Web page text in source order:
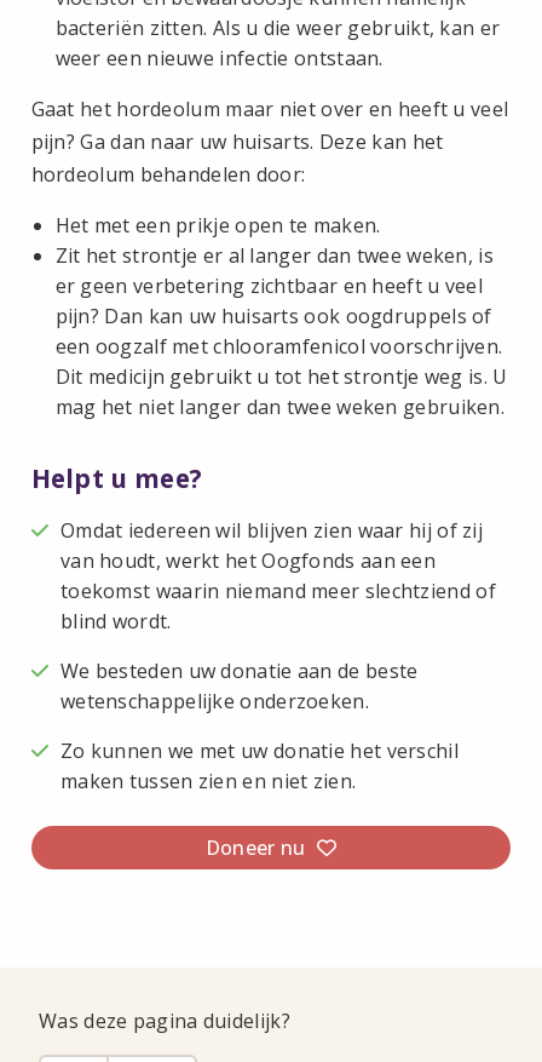
bacteriën zitten. Als u die weer gebruikt, kan er
weer een nieuwe infectie ontstaan.
Gaat het hordeolum maar niet over en heeft u veel
pijn? Ga dan naar uw huisarts. Deze kan het
hordeolum behandelen door:
Het met een prikje open te maken.
Zit het strontje er al langer dan twee weken, is
er geen verbetering zichtbaar en heeft u veel
pijn? Dan kan uw huisarts ook oogdruppels of
een oogzalf met chlooramfenicol voorschrijven.
Dit medicijn gebruikt u tot het strontje weg is. U
mag het niet langer dan twee weken gebruiken.
Helpt u mee?
Omdat iedereen wil blijven zien waar hij of zij
van houdt, werkt het Oogfonds aan een
toekomst waarin niemand meer slechtziend of
blind wordt.
We besteden uw donatie aan de beste
wetenschappelijke onderzoeken.
Zo kunnen we met uw donatie het verschil
maken tussen zien en niet zien.
Doneer nu
Was deze pagina duidelijk?